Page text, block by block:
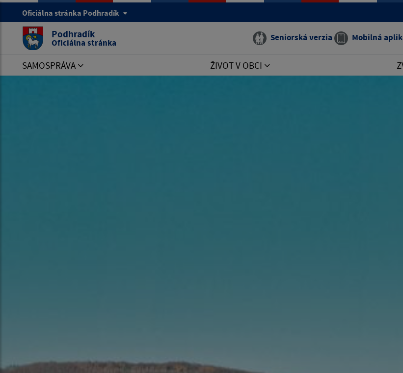
Oficiálna stránka Podhradík
Podhradík
Oficiálna stránka Seniorská verzia Mobilná
SAMOSPRÁVA ŽIVOT V OBCI